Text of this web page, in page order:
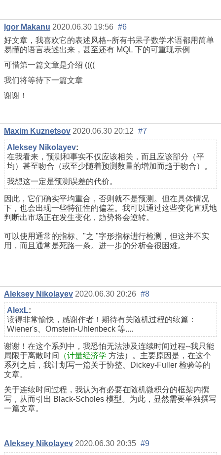
Igor Makanu 2020.06.30 19:56 #6
好文章，我喜欢它的表述风格--所有书呆子数学术语都用简单
易懂的语言表述出来，甚至还有 MQL 下的可重现示例
可惜第一篇文章是介绍 ((((
我们将等待下一篇文章
谢谢！
Maxim Kuznetsov 2020.06.30 20:12 #7
Aleksey Nikolayev:
在我看来，预测和事实不仅应该相关，而且应该部分（平
均）甚至吻合（或至少随着预测数量的增加而趋于吻合）。
我想这一定是预测误差的代价。
因此，它们确实平均重合，否则就不是预测。但在具体情况
下，也会出现一些特征性的偏差。我可以通过这些变化直观地
判断出市场正在发生变化，趋势将会逆转。
可以使用通常的指标、"之 "字形指标进行检测，但这并不实
用，而且通常是死路一条。进一步的分析会很困难。
Aleksey Nikolayev 2020.06.30 20:26 #8
AlexL:
读得非常愉快，感谢作者！期待有关随机过程的续篇：
Wiener's、Ornstein-Uhlenbeck 等....
谢谢！在这个系列中，我恐怕无法涉及连续时间过程--我只能
局限于离散时间
（计量经济学 方法）。主要原因是，在这个
系列之后，我计划写一篇关于协整、Dickey-Fuller 检验等的
文章。
关于连续时间过程，我认为有必要在随机微积分的框架内撰
写，从而引出 Black-Scholes 模型。为此，显然需要单独撰写
一篇文章。
Aleksey Nikolayev 2020.06.30 20:35 #9